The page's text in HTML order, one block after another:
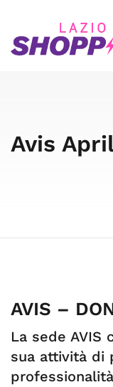
Avis
AVIS –
La sede AVIS
sua attività di